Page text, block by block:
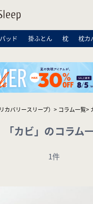
ッド 掛ふとん 枕 枕カ
カバリースリープ） コラム一覧
「カビ」のコラム
1件